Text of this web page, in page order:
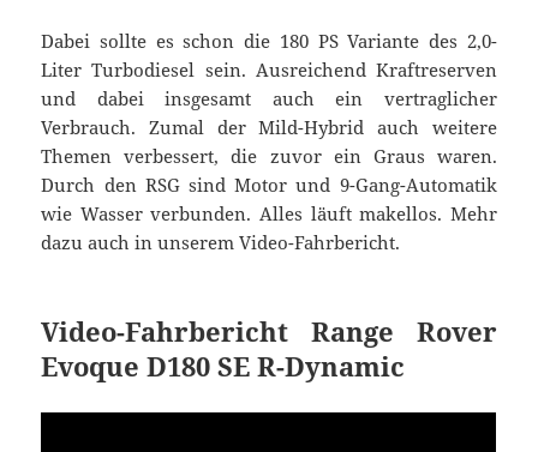
Dabei sollte es schon die 180 PS Variante des 2,0-
Liter Turbodiesel sein. Ausreichend Kraftreserven
und dabei insgesamt auch ein vertraglicher
Verbrauch. Zumal der Mild-Hybrid auch weitere
Themen verbessert, die zuvor ein Graus waren.
Durch den RSG sind Motor und 9-Gang-Automatik
wie Wasser verbunden. Alles läuft makellos. Mehr
dazu auch in unserem Video-Fahrbericht.
Video-Fahrbericht Range Rover
Evoque D180 SE R-Dynamic